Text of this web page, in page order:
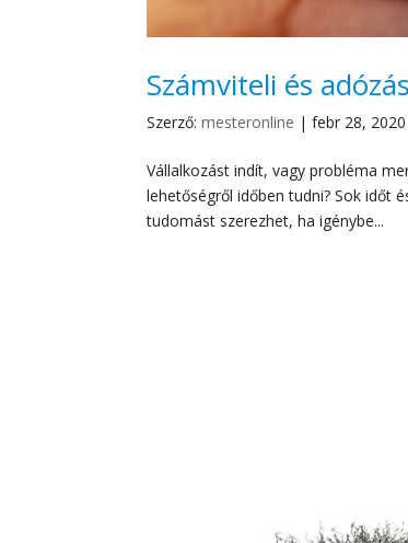
Számviteli és
Szerző:mesteronline |febr 28, 2020
Vállalkozást indít, vagy probléma
lehetőségről időben tudni? Sok időt
tudomást szerezhet, ha igénybe...